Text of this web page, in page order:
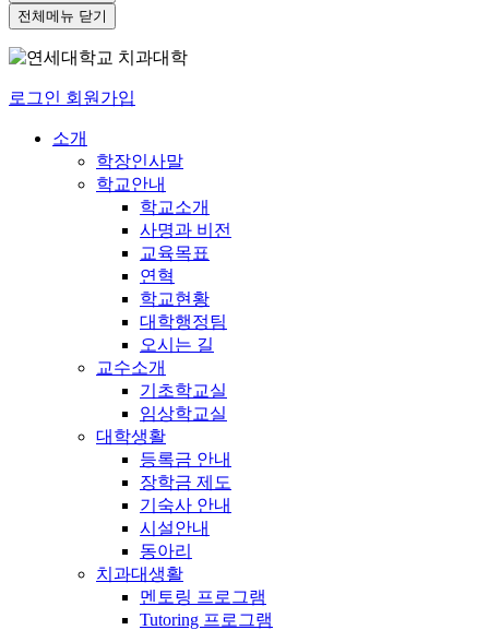
전체메뉴 닫기
로그인 회원가입
소개
학장인사말
학교안내
학교소개
사명과 비전
교육목표
연혁
학교현황
대학행정팀
오시는 길
교수소개
기초학교실
임상학교실
대학생활
등록금 안내
장학금 제도
기숙사 안내
시설안내
동아리
치과대생활
멘토링 프로그램
Tutoring 프로그램